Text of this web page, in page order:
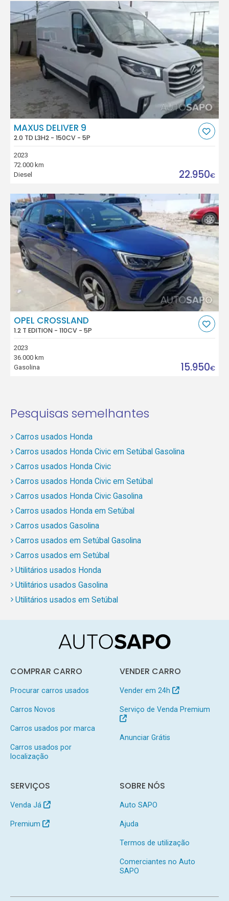
MAXUS DELIVER 9
2.0 TD L3H2 - 150CV - 5P
2023
72.000 km
Diesel
22.950€
OPEL CROSSLAND
1.2 T EDITION - 110CV - 5P
2023
36.000 km
Gasolina
15.950€
Pesquisas semelhantes
Carros usados Honda
Carros usados Honda Civic em Setúbal Gasolina
Carros usados Honda Civic
Carros usados Honda Civic em Setúbal
Carros usados Honda Civic Gasolina
Carros usados Honda em Setúbal
Carros usados Gasolina
Carros usados em Setúbal Gasolina
Carros usados em Setúbal
Utilitários usados Honda
Utilitários usados Gasolina
Utilitários usados em Setúbal
COMPRAR CARRO
Procurar carros usados
Carros Novos
Carros usados por marca
Carros usados por
localização
VENDER CARRO
Vender em 24h
Serviço de Venda Premium
Anunciar Grátis
SERVIÇOS
Venda Já
Premium
SOBRE NÓS
Auto SAPO
Ajuda
Termos de utilização
Comerciantes no Auto
SAPO